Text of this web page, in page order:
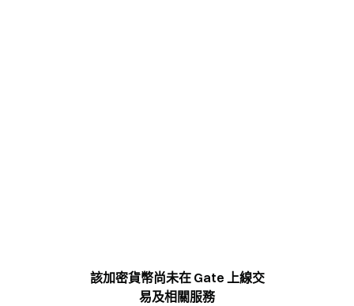
該加密貨幣尚未在 Gate 上線交
易及相關服務